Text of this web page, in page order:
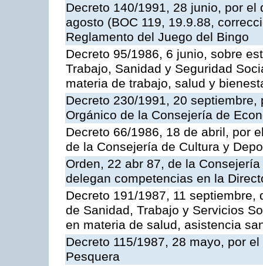
Decreto 140/1991, 28 junio, por
agosto (BOC 119, 19.9.88,
Reglamento del Juego del Bingo
Decreto 95/1986, 6 junio, sobre
Trabajo, Sanidad y Seguridad
materia de trabajo, salud y
Decreto 230/1991, 20
Orgánico de la Consejería de
Decreto 66/1986, 18 de abril, por
de la Consejería de Cultura y
Orden, 22 abr 87, de la
delegan competencias en la
Decreto 191/1987, 11
de Sanidad, Trabajo y Servicios
en materia de salud, asistencia
Decreto 115/1987, 28 mayo, por
Pesquera